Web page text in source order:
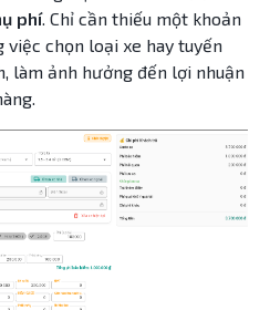
phí. Chỉ cần thiếu một khoản
chọn loại xe hay tuyến
làm ảnh hưởng đến lợi nhuận